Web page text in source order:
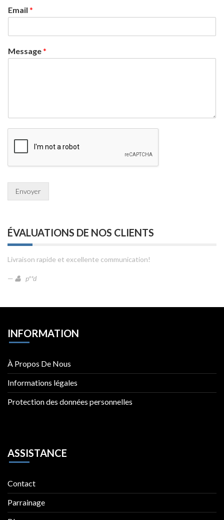
Email *
Message*
Envoyer
ÉVALUATIONS DE NOS CLIENTS
Livraison rapide et excellente communication!
— p**d
INFORMATION
À Propos De Nous
Informations légales
Protection des données personnelles
ASSISTANCE
Contact
Parrainage